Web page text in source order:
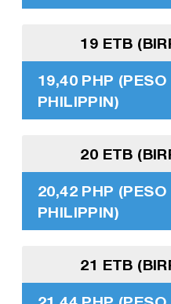
19 ETB
19,40 PHP (PESO
PHILIPPIN)
20 ETB
20,42 PHP (PESO
PHILIPPIN)
21 ETB